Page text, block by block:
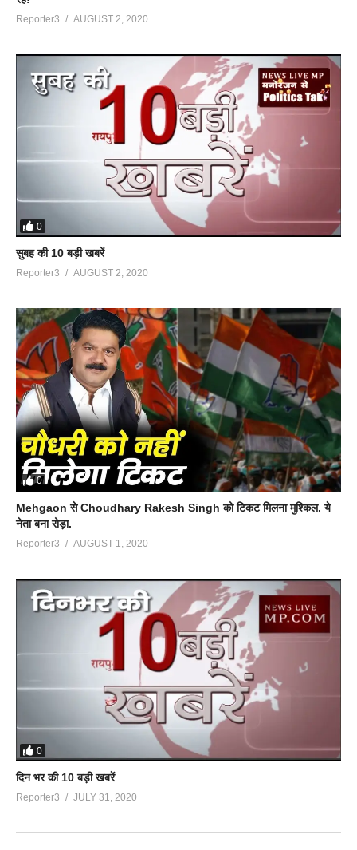
Reporter3 AUGUST 2, 2020
0
सुबह की 10 बड़ी खबरें
Reporter3 AUGUST 2, 2020
0
Mehgaon से Choudhary Rakesh Singh को टिकट मिलना मुश्किल. ये
नेता बना रोड़ा.
Reporter3 AUGUST 1, 2020
0
दिन भर की 10 बड़ी खबरें
Reporter3 JULY 31, 2020